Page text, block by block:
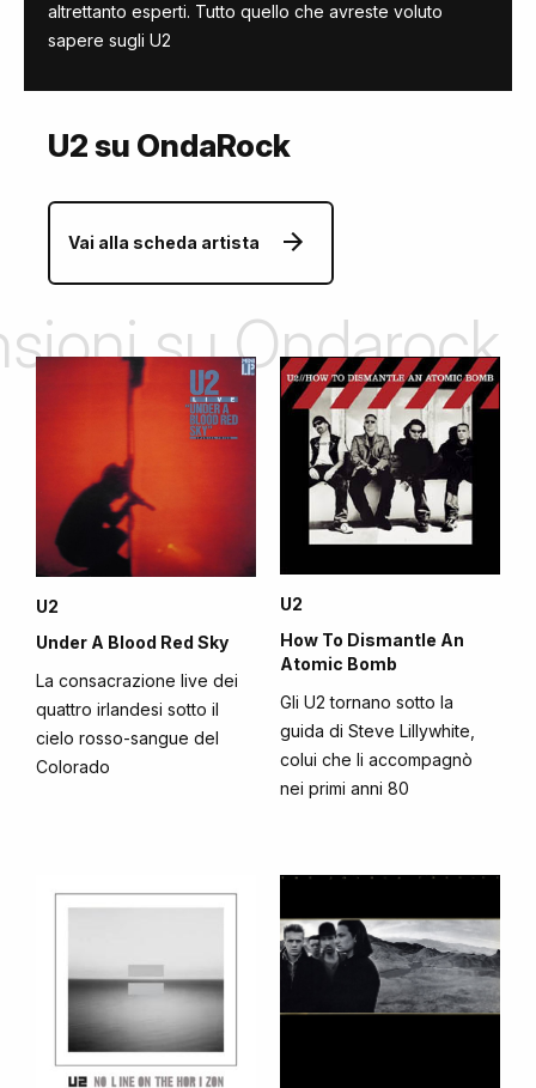
altrettanto esperti. Tutto quello che avreste voluto
sapere sugli U2
U2 su OndaRock
Vai alla scheda artista
su Ondarock
U2
Under A Blood Red Sky
La consacrazione live dei
quattro irlandesi sotto il
cielo rosso-sangue del
Colorado
U2
How To Dismantle An
Atomic Bomb
Gli U2 tornano sotto la
guida di Steve Lillywhite,
colui che li accompagnò
nei primi anni 80